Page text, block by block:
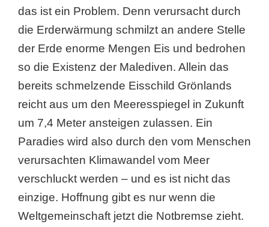
das ist ein Problem. Denn verursacht durch
die Erderwärmung schmilzt an andere Stelle
der Erde enorme Mengen Eis und bedrohen
so die Existenz der Malediven. Allein das
bereits schmelzende Eisschild Grönlands
reicht aus um den Meeresspiegel in Zukunft
um 7,4 Meter ansteigen zulassen. Ein
Paradies wird also durch den vom Menschen
verursachten Klimawandel vom Meer
verschluckt werden – und es ist nicht das
einzige. Hoffnung gibt es nur wenn die
Weltgemeinschaft jetzt die Notbremse zieht.